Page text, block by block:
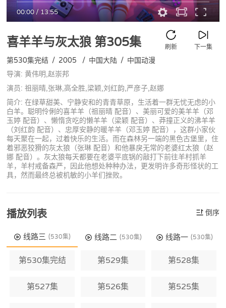
00:00/13:55
喜羊羊与灰太狼第305集 下一集
刷新
第530集完结 / 2005 / 中国大陆 / 中国动漫
导演: 黄伟明,赵崇邦
演员: 祖丽晴,张琳,高全胜,梁颖,刘红韵,严彦子,赵娜
简介: 在绿草甜美、宁静安和的青青草原，生活着一群无忧无虑的小
白羊。聪明伶俐的喜羊羊（祖丽晴 配音）、美丽可爱的美羊羊（邓
玉婷 配音）、懒惰贪吃的懒羊羊（梁颖 配音）、莽撞正义的沸羊羊
（刘红韵 配音）、忠厚安静的暖羊羊（邓玉婷 配音），这群小家伙
每天聚在一起，过着快乐的生活。而在森林另一端的黑色古堡里，住
着邪恶狡猾的灰太狼（张琳 配音）和他暴戾无常的老婆红太狼（赵
娜 配音）。灰太狼每天都要在老婆平底锅的敲打下前往羊村抓羊
羊，羊村戒备森严，因此他想处种种办法，更发明许多奇形怪状的工
具，然而最终总被机敏的小羊们挫败。
播放列表 倒序
线路三 (530集) 线路二 (530集) 线路一 (530集)
第530集完结 第529集 第528集
第527集 第526集 第525集